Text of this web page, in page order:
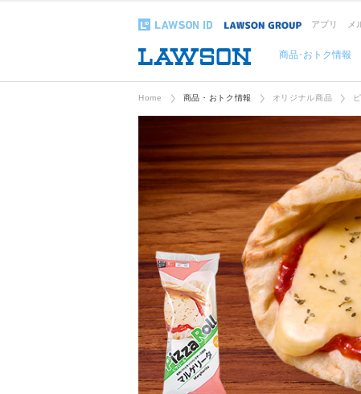
アプリ メ
商品･おトク情報
Home 商品・おトク情報 オリジナル商品